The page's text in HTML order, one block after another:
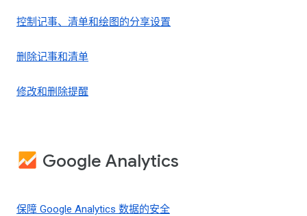
控制记事、清单和绘图的分享设置
删除记事和清单
修改和删除提醒
Google Analytics
保障 Google Analytics 数据的安全